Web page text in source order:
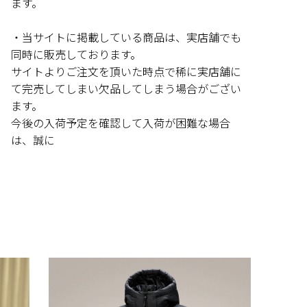
・当サイトに掲載している商品は、実店舗でも
同時に販売しております。
サイトよりご注文を頂いた時点で稀に実店舗に
て完売してしまい欠品してしまう場合がござい
ます。
今後の入荷予定を確認して入荷が困難な場合
は、誠に